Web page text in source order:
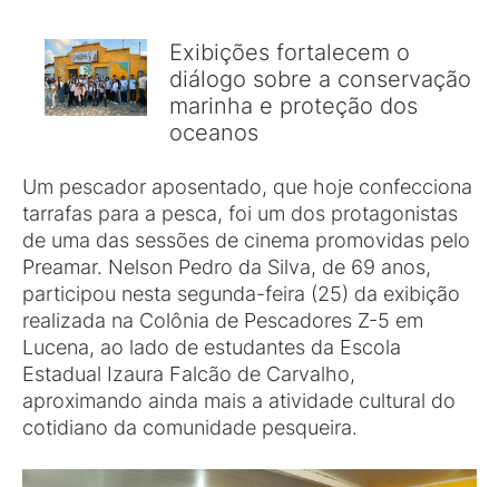
Exibições fortalecem o
diálogo sobre a conservação
marinha e proteção dos
oceanos
Um pescador aposentado, que hoje confecciona
tarrafas para a pesca, foi um dos protagonistas
de uma das sessões de cinema promovidas pelo
Preamar. Nelson Pedro da Silva, de 69 anos,
participou nesta segunda-feira (25) da exibição
realizada na Colônia de Pescadores Z-5 em
Lucena, ao lado de estudantes da Escola
Estadual Izaura Falcão de Carvalho,
aproximando ainda mais a atividade cultural do
cotidiano da comunidade pesqueira.